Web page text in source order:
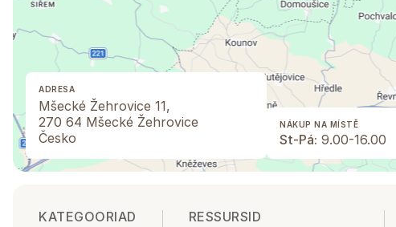
ADRESA
Mšecké Žehrovice 11,
270 64 Mšecké Žehrovice
Česko
NÁKUP NA MÍSTĚ
St-Pá: 9.00-16.00
KATEGOORIAD
RESSURSID